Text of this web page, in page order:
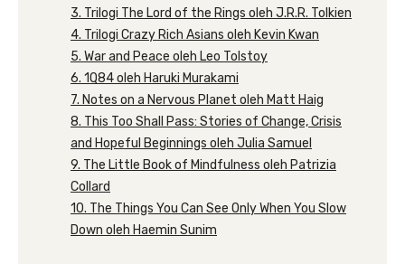
3. Trilogi The Lord of the Rings oleh J.R.R. Tolkien
4. Trilogi Crazy Rich Asians oleh Kevin Kwan
5. War and Peace oleh Leo Tolstoy
6. 1Q84 oleh Haruki Murakami
7. Notes on a Nervous Planet oleh Matt Haig
8. This Too Shall Pass: Stories of Change, Crisis
and Hopeful Beginnings oleh Julia Samuel
9. The Little Book of Mindfulness oleh Patrizia
Collard
10. The Things You Can See Only When You Slow
Down oleh Haemin Sunim